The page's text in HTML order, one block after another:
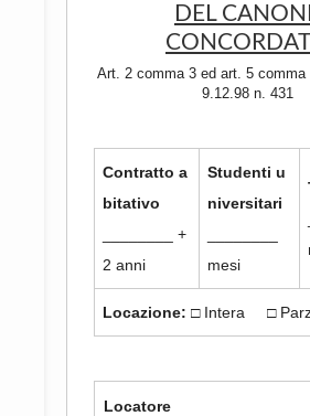
DEL
Art. 2 comma 3 ed art. 5 comma
9.12.98 n. 431
Contratto a
bitativo
________ +
2 anni
Studenti u
niversitari
mesi
Locazione: □ Intera □
Locatore